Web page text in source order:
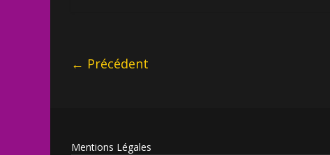
← Précédent
Mentions Légales